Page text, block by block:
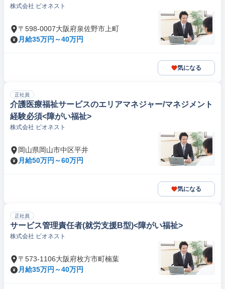
株式会社 ビオネスト
〒598-0007大阪府泉佐野市上町
月給35万円～40万円
気になる
正社員
介護医療福祉サービスのエリアマネジャー/マネジメント
経験必須<障がい福祉>
株式会社 ビオネスト
岡山県岡山市中区平井
月給50万円～60万円
気になる
正社員
サービス管理責任者(就労支援B型)<障がい福祉>
株式会社 ビオネスト
〒573-1106大阪府枚方市町楠葉
月給35万円～40万円